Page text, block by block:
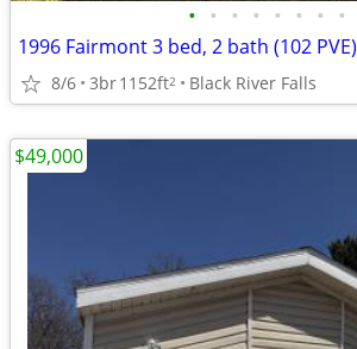
• • • • • • • •
1996 Fairmont 3 bed, 2 bath (102 PVE)
8/6 3br1152ft2 Black River Falls
$49,000